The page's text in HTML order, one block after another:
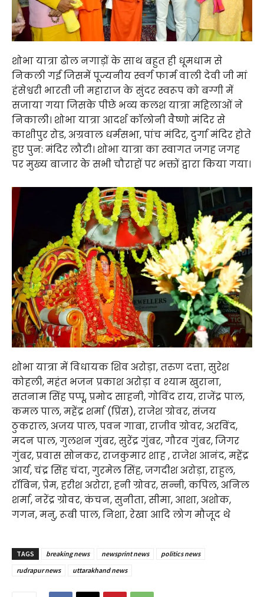
शोभा यात्रा ढोल नगाड़ों के साथ बहुत ही धूमधाम से
निकली गई जिसमें पूज्यनीय स्वर्ग फार्म वाली देवी जी मां
हंसेश्वरी भारती जी महाराज के सुंदर स्वरूप को बग्गी में
सजाया गया जिसके पीछे भव्य कलश यात्रा महिलाओं ने
निकाली। शोभा यात्रा आदर्श कॉलोनी वैष्णो मंदिर से
काशीपुर रोड, अग्रवाल धर्मसभा, पांच मंदिर, दुर्गा मंदिर होते
हुए पुन: मंदिर लौटी। शोभा यात्रा का स्वागत जगह जगह
पर मुख्य बाजार के सभी चौराहों पर भक्तों द्वारा किया गया।
शोभा यात्रा में विधायक शिव अरोड़ा, तरुण दत्ता, सुरेश
कोहली, महंत भजन प्रकाश अरोड़ा व श्याम खुराना,
सतनाम सिंह पप्पू, प्रमोद साहनी, गोविंद राय, राजेंद्र पाल,
कमल पाल, महेंद्र शर्मा (प्रिंस), राजेश ग्रोवर, संजय
ठुकराल, अजय पाल, पवन गाबा, राजीव ग्रोवर, अरविंद,
मदन पाल, गुलशन गुंबर, सुरेंद्र गुंबर, गौरव गुंबर, जिगर
गुंबर, प्रवास सोनकर, राजकुमार शाह , राजेश आनंद, महेंद्र
आर्य, चंद्र सिंह चंदा, गुरमेल सिंह, जगदीश अरोड़ा, राहुल,
रॉबिन, प्रेम, हरीश अरोरा, हनी ग्रोवर, सन्नी, कपिल, अनिल
शर्मा, नरेंद्र ग्रोवर, कंचन, सुनीता, सीमा, आशा, अशोक,
गगन, मनु, रूबी पाल, निशा, रेखा आदि लोग मौजूद थे
TAGS breaking news newsprint news
politics news
rudrapur news
uttarakhand news